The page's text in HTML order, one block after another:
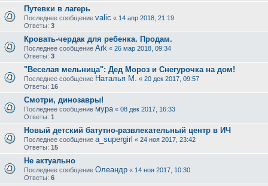
Путевки в лагерь
Последнее сообщение valic « 14 апр 2018, 21:19
Ответы: 3
Кровать-чердак для ребенка. Продам.
Последнее сообщение Ark « 26 мар 2018, 09:34
Ответы: 3
"Веселая мельница": Дед Мороз и Снегурочка на дом!
Последнее сообщение Наталья М. « 20 дек 2017, 09:57
Ответы: 16
Смотри, динозавры!
Последнее сообщение мура « 08 дек 2017, 16:33
Ответы: 1
Новый детский батутно-развлекательный центр в ИЧ
Последнее сообщение a_supergirl « 24 ноя 2017, 23:42
Ответы: 15
Не актуально
Последнее сообщение Олеандр « 14 ноя 2017, 10:30
Ответы: 6